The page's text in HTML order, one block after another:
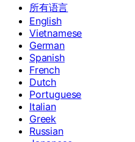
所有语言
English
Vietnamese
German
Spanish
French
Dutch
Portuguese
Italian
Greek
Russian